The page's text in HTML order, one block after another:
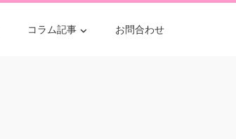
コラム記事 お問合わせ